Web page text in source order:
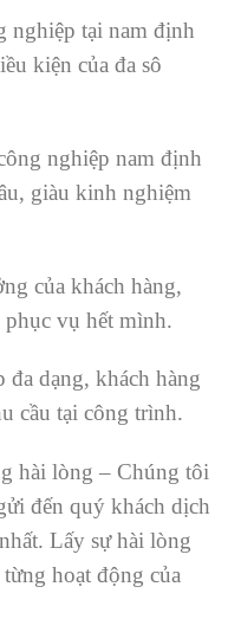
tại nam định
kiện của đa sô
nghiệp nam định
giàu kinh nghiệm
của khách hàng,
vụ hết mình.
dạng, khách hàng
cầu tại công trình.
hài lòng – Chúng tôi
đến quý khách dịch
Lấy sự hài lòng
hoạt động của